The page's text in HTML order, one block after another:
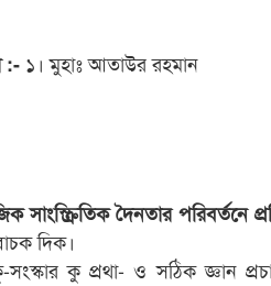
:- ১। মুহাঃ আতাউর রহমান
দৈনতার পরিবর্তনে
দিক।
কু প্রথা- ও সঠিক জ্ঞান